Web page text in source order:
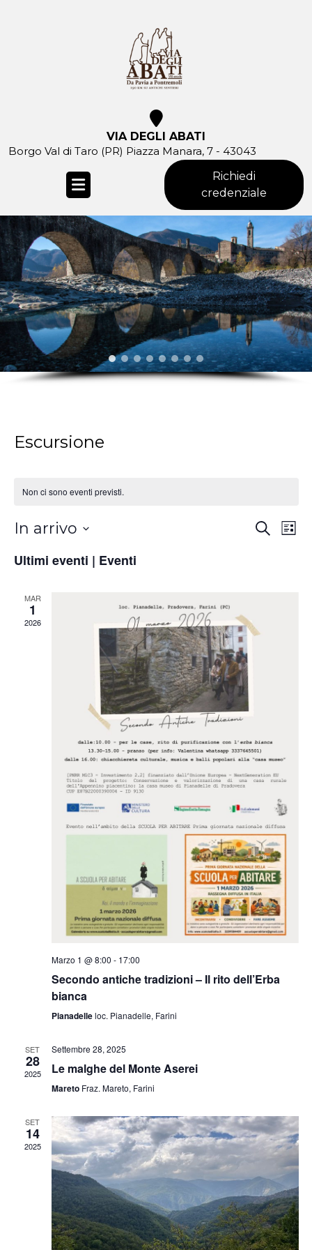
VIA DEGLI ABATI
Borgo Val di Taro (PR) Piazza Manara, 7 - 43043
Richiedi
credenziale
Escursione
Non ci sono eventi previsti.
Eventi
Cerca
Lista
In arrivo
la
Ultimi eventi | Eventi
MAR
1
2026
Marzo 1 @ 8:00 - 17:00
Secondo antiche tradizioni – Il rito dell’Erba
bianca
Pianadelleloc. Pianadelle, Farini
SET
28
2025
Settembre 28, 2025
Le malghe del Monte Aserei
Mareto Fraz. Mareto, Farini
SET
14
2025